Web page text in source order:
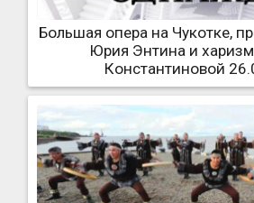
Большая опера на Чукотке,
Юрия Энтина и
Константиновой